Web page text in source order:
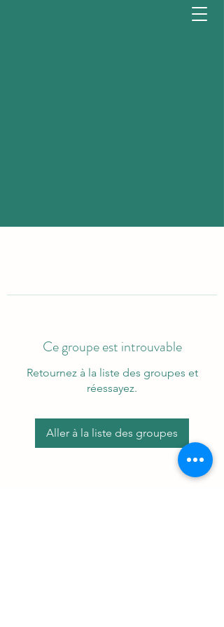
Ce groupe est introuvable
Retournez à la liste des groupes et
réessayez.
Aller à la liste des groupes